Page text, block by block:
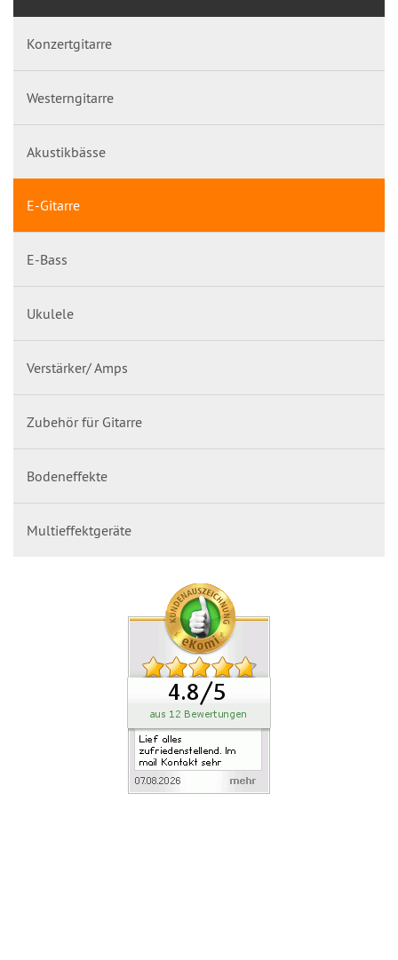
Konzertgitarre
Westerngitarre
Akustikbässe
E-Gitarre
E-Bass
Ukulele
Verstärker/ Amps
Zubehör für Gitarre
Bodeneffekte
Multieffektgeräte